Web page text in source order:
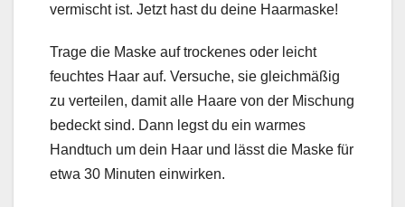
vermischt ist. Jetzt hast du deine Haarmaske!
Trage die Maske auf trockenes oder leicht
feuchtes Haar auf. Versuche, sie gleichmäßig
zu verteilen, damit alle Haare von der Mischung
bedeckt sind. Dann legst du ein warmes
Handtuch um dein Haar und lässt die Maske für
etwa 30 Minuten einwirken.